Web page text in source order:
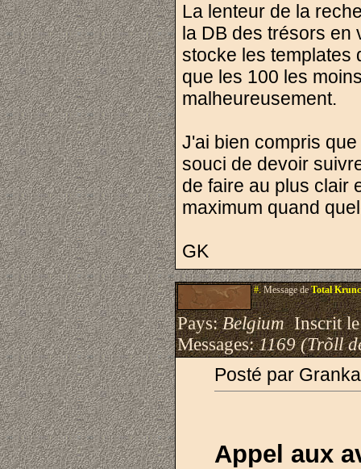
La lenteur de la
la DB des trésors en
stocke les templates
que les 100 les
malheureusement.
J'ai bien compris
souci de devoir
de faire au plus clair
maximum quand
GK
#.Message deTotal
Pays:BelgiumInscrit
Messages:1169 (Trõll
Posté par
Appel aux